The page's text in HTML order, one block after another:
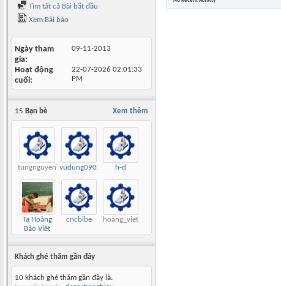
Tìm tất cả Bài bắt đầu
Xem Bài báo
Ngày tham
gia
09-11-2013
Hoạt động
cuối
22-07-2026 02:01:33
PM
Xem thêm
15 Bạn bè
tungnguyen vudung0907 h-d
Tạ Hoàng
Bảo Việt
cncbibe hoang_viet
Khách ghé thăm gần đây
10 khách ghé thăm gần đây là: